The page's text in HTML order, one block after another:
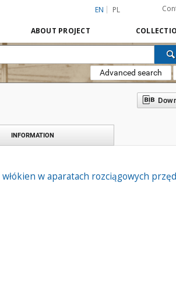
EN PL
ABOUT PROJECT
Advanced search
INFORMATION
w aparatach rozciągowych